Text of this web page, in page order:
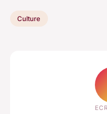
Culture